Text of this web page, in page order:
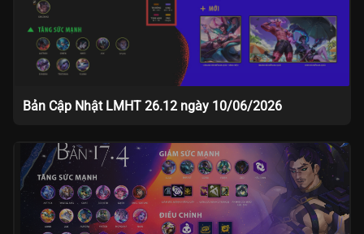
Bản Cập Nhật LMHT 26.12 ngày 10/06/2026